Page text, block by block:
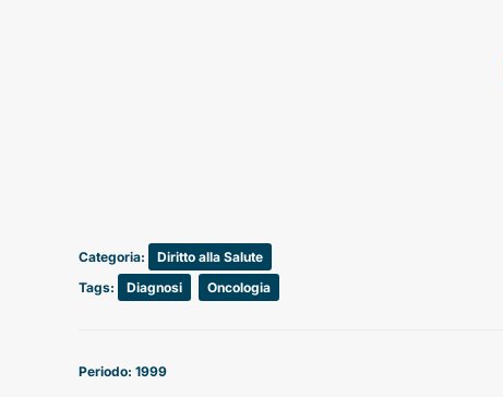
Categoria:
Diritto alla Salute
Tags:
Diagnosi Oncologia
Periodo: 1999